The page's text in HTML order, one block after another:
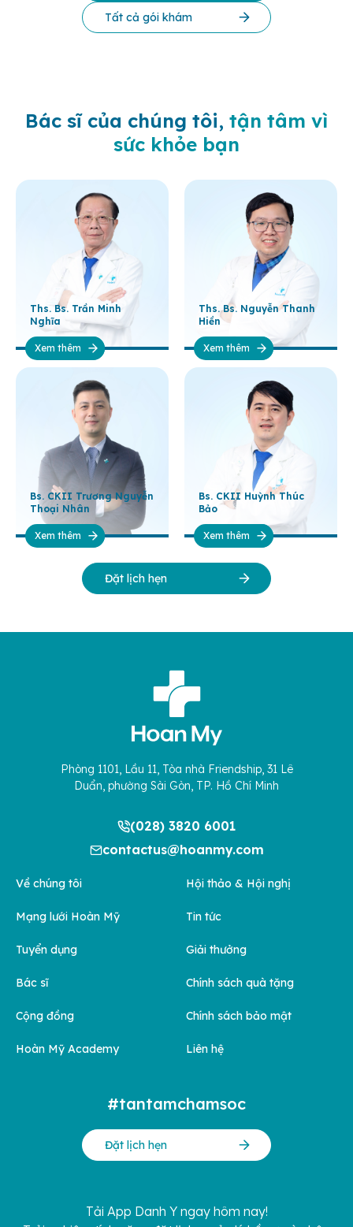
Tất cả gói khám
Bác sĩ của chúng tôi, tận tâm vì
sức khỏe bạn
Ths. Bs. Trần Minh
Nghĩa
Xem thêm
Bs. CKII Trương Nguyễn
Thoại Nhân
Xem thêm
Ths. Bs. Nguyễn Thanh
Hiền
Xem thêm
Bs. CKII Huỳnh Thúc
Bảo
Xem thêm
Đặt lịch hẹn
Phòng 1101, Lầu 11, Tòa nhà Friendship, 31 Lê
Duẩn, phường Sài Gòn, TP. Hồ Chí Minh
(028) 3820 6001
contactus@hoanmy.com
Về chúng tôi
Mạng lưới Hoàn Mỹ
Tuyển dụng
Bác sĩ
Cộng đồng
Hoàn Mỹ Academy
Hội thảo & Hội nghị
Tin tức
Giải thưởng
Chính sách quà tặng
Chính sách bảo mật
Liên hệ
#tantamchamsoc
Đặt lịch hẹn
Tải App Danh Y ngay hôm nay!